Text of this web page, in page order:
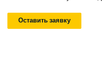
Оставить заявку